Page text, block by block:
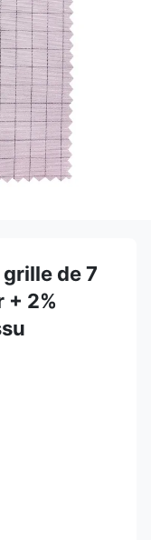
de 7
+ 2%